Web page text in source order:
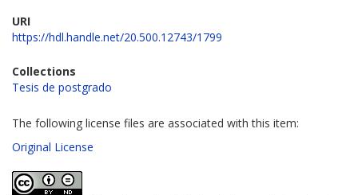
URI
https://hdl.handle.net/20.500.12743/1799
Collections
Tesis de postgrado
The following license files are associated with this item:
Original License